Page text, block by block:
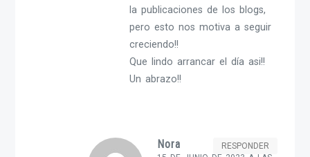
la publicaciones de los blogs,
pero esto nos motiva a seguir
creciendo!!
Que lindo arrancar el día asi!!
Un abrazo!!
Nora RESPONDER